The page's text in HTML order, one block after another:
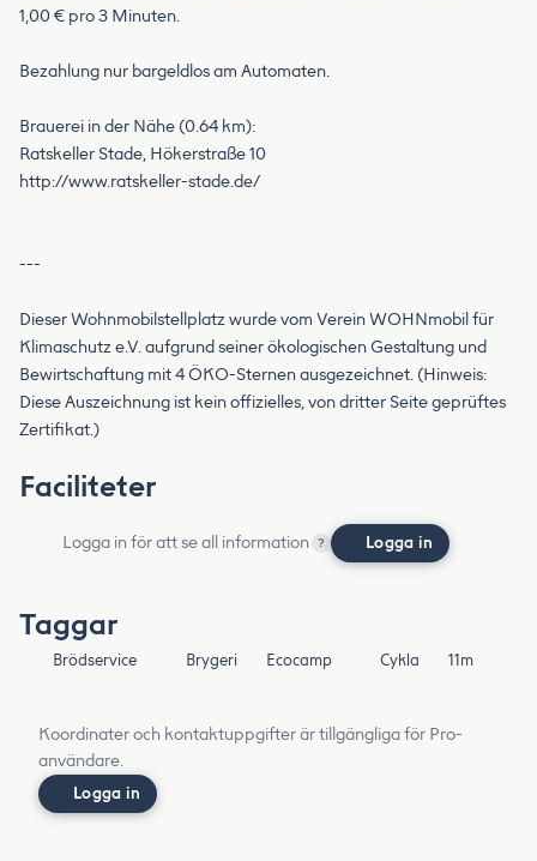
1,00 € pro 3 Minuten.
Bezahlung nur bargeldlos am Automaten.
Brauerei in der Nähe (0.64 km):
Ratskeller Stade, Hökerstraße 10
http://www.ratskeller-stade.de/
---
Dieser Wohnmobilstellplatz wurde vom Verein WOHNmobil für
Klimaschutz e.V. aufgrund seiner ökologischen Gestaltung und
Bewirtschaftung mit 4 ÖKO-Sternen ausgezeichnet. (Hinweis:
Diese Auszeichnung ist kein offizielles, von dritter Seite geprüftes
Zertifikat.)
Faciliteter
Logga in för att se all information ? Logga in
Taggar
Brödservice Brygeri Ecocamp Cykla 11m
Koordinater och kontaktuppgifter är tillgängliga för Pro-
användare.
Logga in